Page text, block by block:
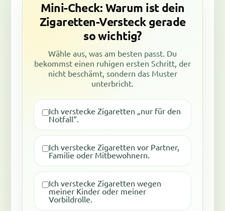
Mini-Check: Warum ist dein
Zigaretten-Versteck gerade
so wichtig?
Wähle aus, was am besten passt. Du
bekommst einen ruhigen ersten Schritt, der
nicht beschämt, sondern das Muster
unterbricht.
Ich verstecke Zigaretten „nur für den
Notfall“.
Ich verstecke Zigaretten vor Partner,
Familie oder Mitbewohnern.
Ich verstecke Zigaretten wegen
meiner Kinder oder meiner
Vorbildrolle.